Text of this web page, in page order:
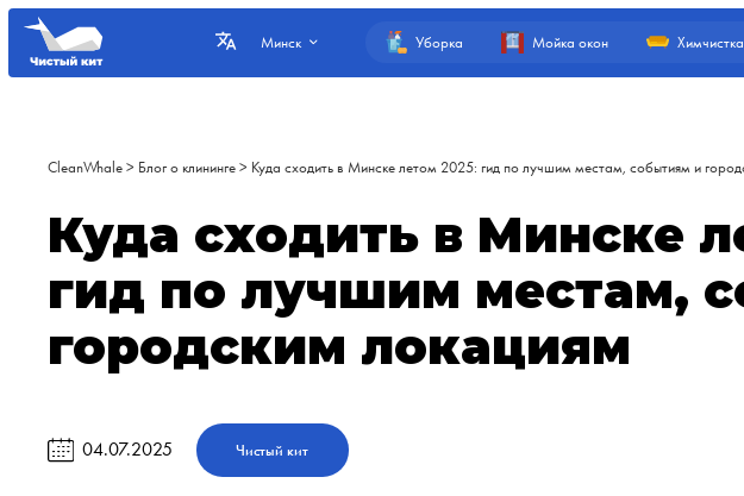
Минск Уборка Мойка окон Химчистка
CleanWhale > Блог о клининге > Куда сходить в Минске летом 2025: гид по лучшим местам, событиям и
Куда сходить в Минске
гид по лучшим местам,
городским локациям
04.07.2025 Чистый кит